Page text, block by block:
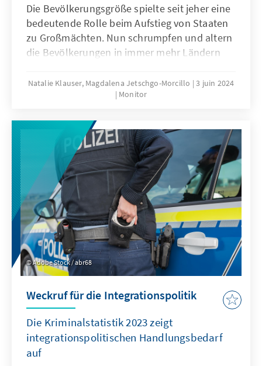
Die Bevölkerungsgröße spielte seit jeher eine
bedeutende Rolle beim Aufstieg von Staaten
zu Großmächten. Nun schrumpfen und altern
die Bevölkerungen in immer mehr Ländern
auf der globalen Bühne vorgezeichnet, und
geht ein Bevölkerungswachstum mit einer
Die Betrachtung von wirtschaftlichen,
sicherheitspolitischen und gesellschaftlichen
Faktoren in Groß- und Mittelmächten gibt
Aufschluss über die Zusammenhänge
zwischen demografischem Wandel,
nationalen Strategien und der globalen
Machtstruktur.
Natalie Klauser, Magdalena Jetschgo-Morcillo
3 juin 2024
Monitor
Adobe Stock / abr68
Weckruf für die Integrationspolitik
Die Kriminalstatistik 2023 zeigt
integrationspolitischen Handlungsbedarf
auf